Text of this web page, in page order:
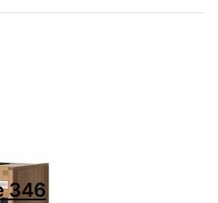
liegen noch keine
346